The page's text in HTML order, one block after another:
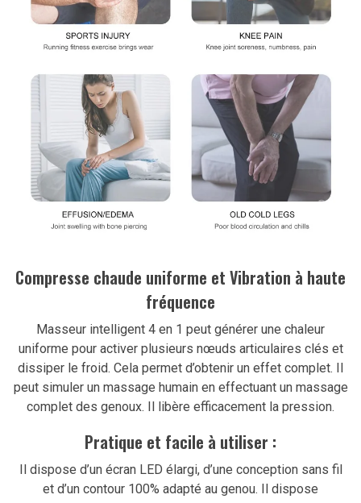
Compresse chaude uniforme et Vibration à haute
fréquence
Masseur intelligent 4 en 1 peut générer une chaleur
uniforme pour activer plusieurs nœuds articulaires clés et
dissiper le froid. Cela permet d’obtenir un effet complet. Il
peut simuler un massage humain en effectuant un massage
complet des genoux. Il libère efficacement la pression.
Pratique et facile à utiliser :
Il dispose d’un écran LED élargi, d’une conception sans fil
et d’un contour 100% adapté au genou. Il dispose